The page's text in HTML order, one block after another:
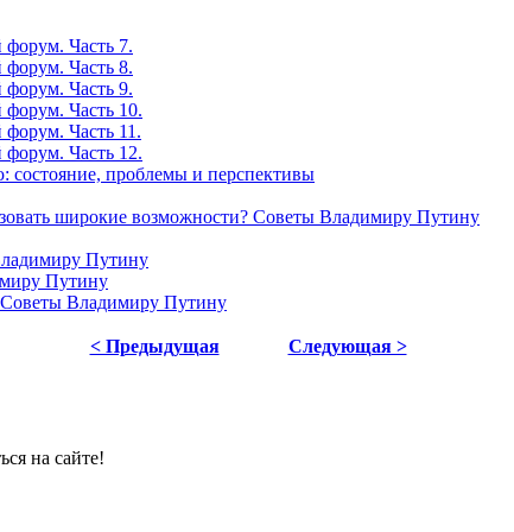
форум. Часть 7.
форум. Часть 8.
форум. Часть 9.
форум. Часть 10.
Часть 11.
форум. Часть 12.
проблемы и перспективы
широкие возможности? Советы Владимиру Путину
Путину
Путину
Владимиру Путину
< Предыдущая Следующая >
на сайте!